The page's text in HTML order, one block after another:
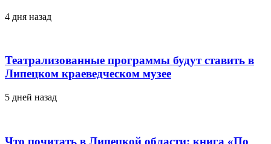
4 дня назад
Театрализованные программы будут ставить в
Липецком краеведческом музее
5 дней назад
Что почитать в Липецкой области: книга «По